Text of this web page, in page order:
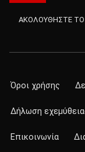
ΑΚΟΛΟΥΘΗΣΤΕ ΤΟ
Όροι χρήσης
Δήλωση
Επικοινωνία